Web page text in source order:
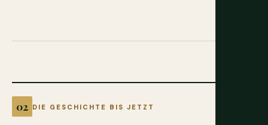
DIE GESCHICHTE BIS JETZT